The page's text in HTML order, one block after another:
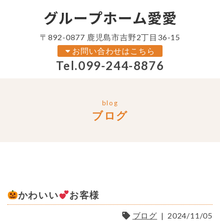
〒892-0877 鹿児島市吉野2丁目36-15
お問い合わせはこちら
Tel.099-244-8876
blog
ブログ
かわいい お客様
ブログ | 2024/11/05